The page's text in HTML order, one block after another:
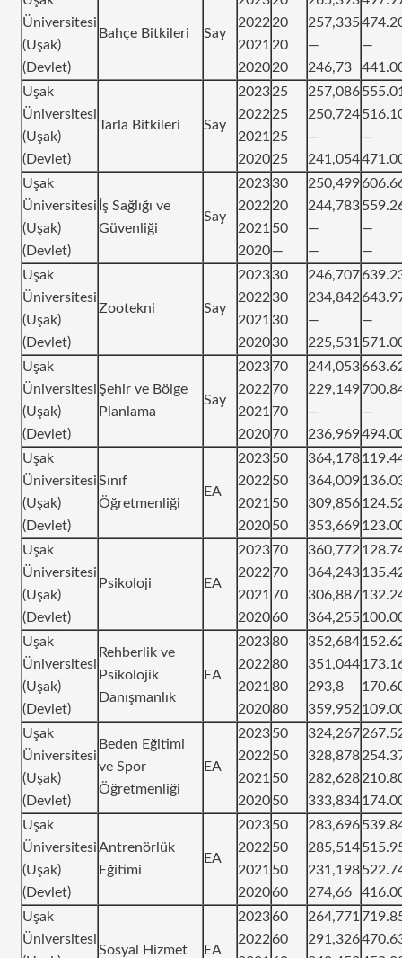
Üniversitesi
(Uşak)
(Devlet)
Bahçe Bitkileri Say
2022
2021
2020
20
20
20
257,335
—
246,73
—
Uşak
Üniversitesi
(Uşak)
(Devlet)
Tarla Bitkileri Say
2023
2022
2021
2020
25
25
25
25
257,086
250,724
—
241,054
—
Uşak
Üniversitesi
(Uşak)
(Devlet)
İş Sağlığı ve
Güvenliği
Say
2023
2022
2021
2020
30
20
50
—
250,499
244,783
—
—
—
—
Uşak
Üniversitesi
(Uşak)
(Devlet)
Zootekni Say
2023
2022
2021
2020
30
30
30
30
246,707
234,842
—
225,531
—
Uşak
Üniversitesi
(Uşak)
(Devlet)
Şehir ve Bölge
Planlama
Say
2023
2022
2021
2020
70
70
70
70
244,053
229,149
—
236,969
—
Uşak
Üniversitesi
(Uşak)
(Devlet)
Sınıf
Öğretmenliği
EA
2023
2022
2021
2020
50
50
50
50
364,178
364,009
309,856
353,669
Uşak
Üniversitesi
(Uşak)
(Devlet)
Psikoloji EA
2023
2022
2021
2020
70
70
70
60
360,772
364,243
306,887
364,255
Uşak
Üniversitesi
(Uşak)
(Devlet)
Rehberlik ve
Psikolojik
Danışmanlık
EA
2023
2022
2021
2020
80
80
80
80
352,684
351,044
293,8
359,952
Uşak
Üniversitesi
(Uşak)
(Devlet)
Beden Eğitimi
ve Spor
Öğretmenliği
EA
2023
2022
2021
2020
50
50
50
50
324,267
328,878
282,628
333,834
Uşak
Üniversitesi
(Uşak)
(Devlet)
Antrenörlük
Eğitimi
EA
2023
2022
2021
2020
50
50
50
60
283,696
285,514
231,198
274,66
Uşak
Üniversitesi
Sosyal Hizmet EA
2023
2022
60
60
264,771
291,326